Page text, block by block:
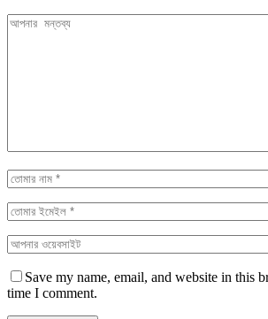
Save my name, email, and website in this
time I comment.